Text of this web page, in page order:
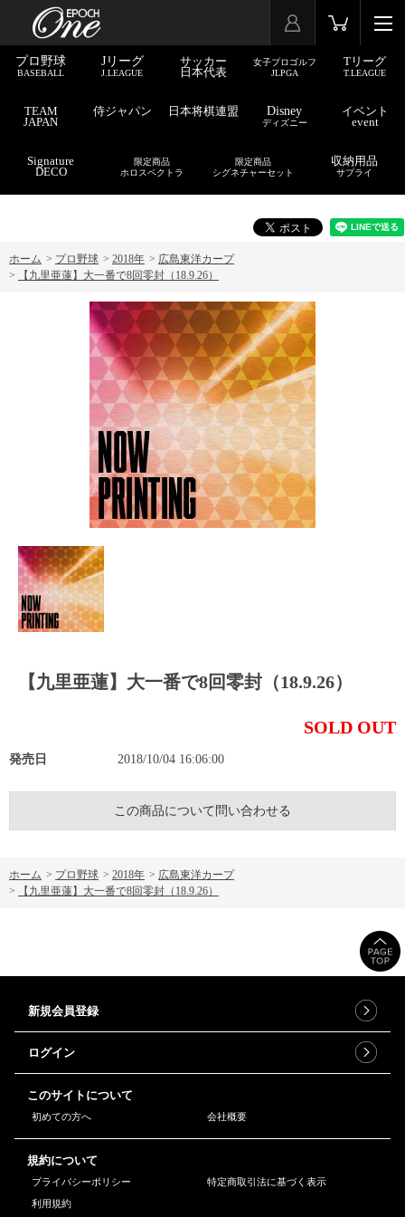
プロ野球
BASEBALL
Jリーグ
J.LEAGUE
サッカー
日本代表
女子プロゴルフ
JLPGA
Tリーグ
T.LEAGUE
TEAM
JAPAN
侍ジャパン 日本将棋連盟 Disney
ディズニー
イベント
event
Signature
DECO
限定商品
ホロスペクトラ
限定商品
シグネチャーセット
収納用品
サプライ
ホーム > プロ野球 > 2018年 > 広島東洋カープ
>
【九里亜蓮】大一番で8回零封（18.9.26）
【九里亜蓮】大一番で8回零封（18.9.26）
SOLD OUT
発売日 2018/10/04 16:06:00
この商品について問い合わせる
ホーム > プロ野球 > 2018年 > 広島東洋カープ
>
【九里亜蓮】大一番で8回零封（18.9.26）
新規会員登録
ログイン
このサイトについて
初めての方へ 会社概要
規約について
プライバシーポリシー
特定商取引法に基づく表示
利用規約